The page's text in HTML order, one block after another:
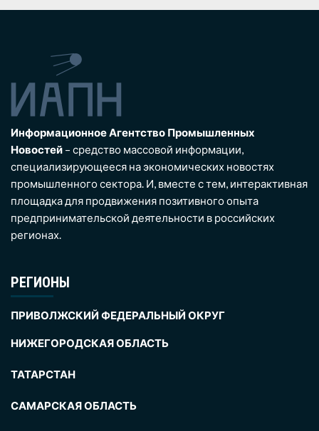
Информационное Агентство Промышленных
Новостей – средство массовой информации,
специализирующееся на экономических новостях
промышленного сектора. И, вместе с тем, интерактивная
площадка для продвижения позитивного опыта
предпринимательской деятельности в российских
регионах.
РЕГИОНЫ
ПРИВОЛЖСКИЙ ФЕДЕРАЛЬНЫЙ ОКРУГ
НИЖЕГОРОДСКАЯ ОБЛАСТЬ
ТАТАРСТАН
САМАРСКАЯ ОБЛАСТЬ